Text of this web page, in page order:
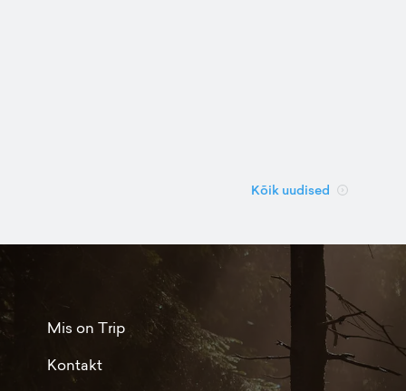
Kõik uudised
Mis on Trip
Kontakt